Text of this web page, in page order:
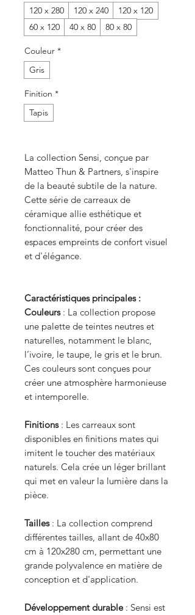
120 x 280
120 x 240
120 x 120
60 x 120
40 x 80 80 x 80
Couleur *
Gris
Finition *
Tapis
La collection Sensi, conçue par
Matteo Thun & Partners, s'inspire
de la beauté subtile de la nature.
Cette série de carreaux de
céramique allie esthétique et
fonctionnalité, pour créer des
espaces empreints de confort visuel
et d'élégance.
Caractéristiques principales :
Couleurs: La collection propose
une palette de teintes neutres et
naturelles, notamment le blanc,
l’ivoire, le taupe, le gris et le brun.
Ces couleurs sont conçues pour
créer une atmosphère harmonieuse
et intemporelle.
Finitions: Les carreaux sont
disponibles en finitions mates qui
imitent le toucher des matériaux
naturels. Cela crée un léger brillant
qui met en valeur la lumière dans la
pièce.
Tailles: La collection comprend
différentes tailles, allant de 40x80
cm à 120x280 cm, permettant une
grande polyvalence en matière de
conception et d'application.
Développement durable: Sensi est